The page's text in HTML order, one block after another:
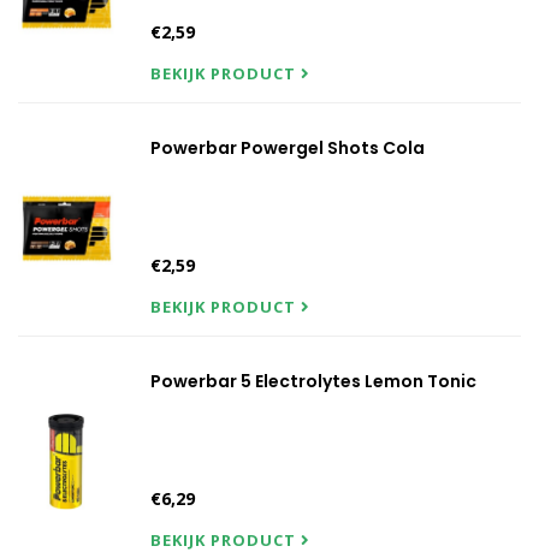
€2,59
BEKIJK PRODUCT
Powerbar Powergel Shots Cola
€2,59
BEKIJK PRODUCT
Powerbar 5 Electrolytes Lemon Tonic
€6,29
BEKIJK PRODUCT